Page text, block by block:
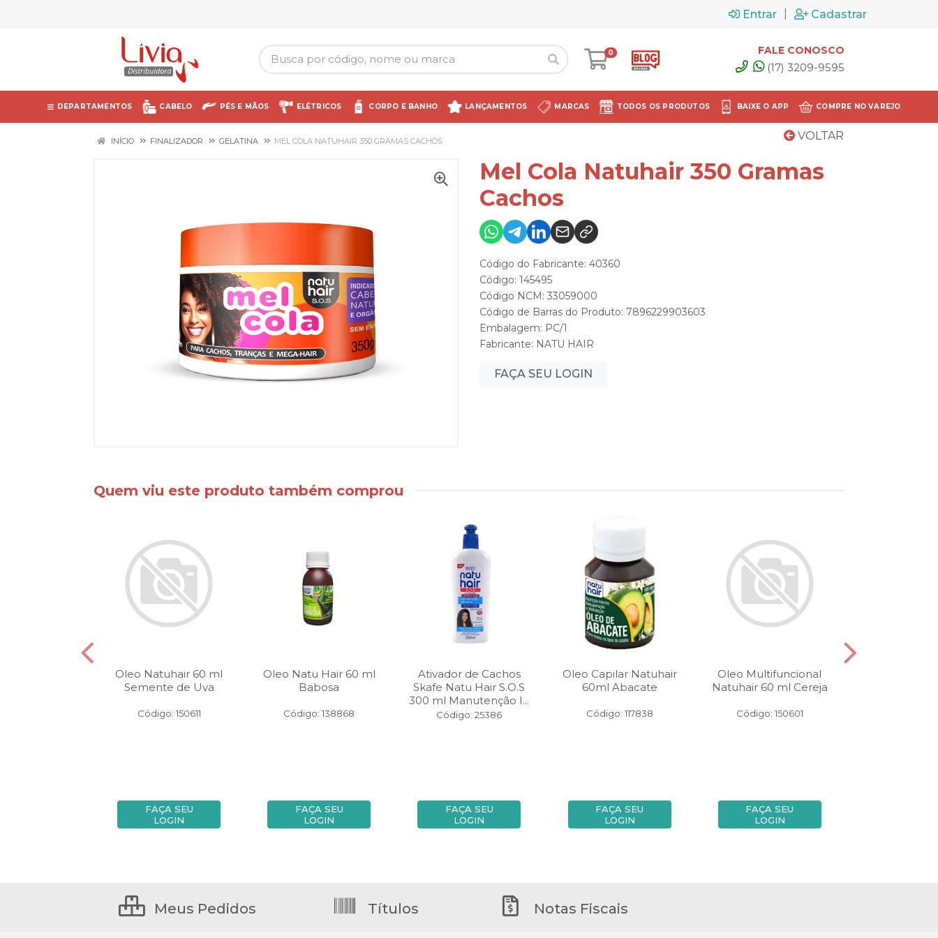
Entrar Cadastrar
0 FALE CONOSCO
(17) 3209-9595
DEPARTAMENTOS CABELO PÉS E MÃOS ELÉTRICOS CORPO E BANHO LANÇAMENTOS MARCAS TODOS OS PRODUTOS BAIXE O APP COMPRE NO VAREJO
VOLTAR
INÍCIO FINALIZADOR GELATINA MEL COLA NATUHAIR 350 GRAMAS CACHOS
Mel Cola Natuhair 350 Gramas
Cachos
Código do Fabricante: 40360
Código: 145495
Código NCM: 33059000
Código de Barras do Produto: 7896229903603
Embalagem: PC/1
Fabricante: NATU HAIR
FAÇA SEU LOGIN
Quem viu este produto também comprou
Oleo Natuhair 60 ml
Semente de Uva
Código: 150611
FAÇA SEU
LOGIN
Oleo Natu Hair 60 ml
Babosa
Código: 138868
FAÇA SEU
LOGIN
Ativador de Cachos
Skafe Natu Hair S.O.S
300 ml Manutenção I...
Código: 25386
FAÇA SEU
LOGIN
Oleo Capilar Natuhair
60ml Abacate
Código: 117838
FAÇA SEU
LOGIN
Oleo Multifuncional
Natuhair 60 ml Cereja
Código: 150601
FAÇA SEU
LOGIN
Meus Pedidos Títulos Notas Fiscais